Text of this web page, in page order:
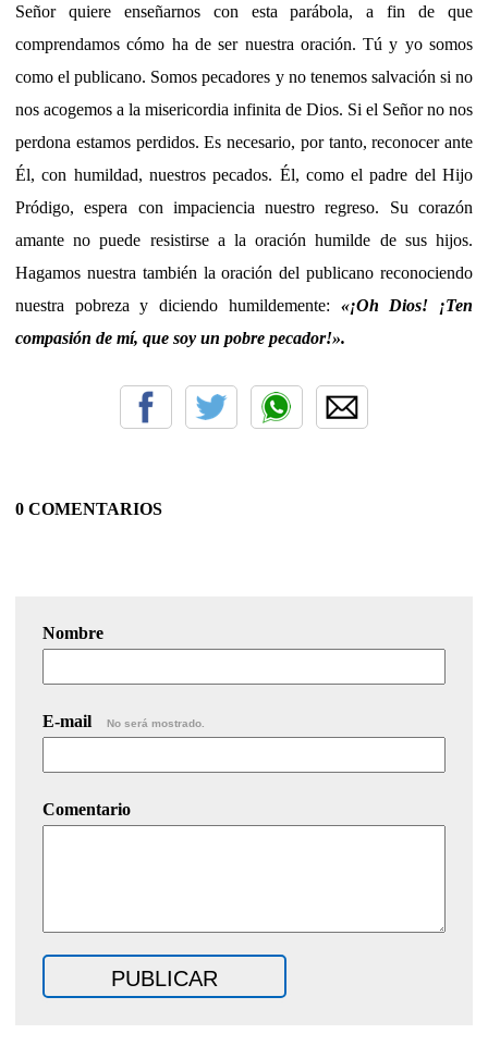
Señor quiere enseñarnos con esta parábola, a fin de que
comprendamos cómo ha de ser nuestra oración. Tú y yo somos
como el publicano. Somos pecadores y no tenemos salvación si no
nos acogemos a la misericordia infinita de Dios. Si el Señor no nos
perdona estamos perdidos. Es necesario, por tanto, reconocer ante
Él, con humildad, nuestros pecados. Él, como el padre del Hijo
Pródigo, espera con impaciencia nuestro regreso. Su corazón
amante no puede resistirse a la oración humilde de sus hijos.
Hagamos nuestra también la oración del publicano reconociendo
nuestra pobreza y diciendo humildemente: «¡Oh Dios! ¡Ten
compasión de mí, que soy un pobre pecador!».
0 COMENTARIOS
Nombre
E-mail No será mostrado.
Comentario